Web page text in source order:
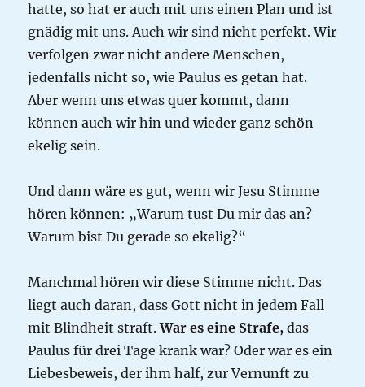
hatte, so hat er auch mit uns einen Plan und ist
gnädig mit uns. Auch wir sind nicht perfekt. Wir
verfolgen zwar nicht andere Menschen,
jedenfalls nicht so, wie Paulus es getan hat.
Aber wenn uns etwas quer kommt, dann
können auch wir hin und wieder ganz schön
ekelig sein.
Und dann wäre es gut, wenn wir Jesu Stimme
hören können: „Warum tust Du mir das an?
Warum bist Du gerade so ekelig?“
Manchmal hören wir diese Stimme nicht. Das
liegt auch daran, dass Gott nicht in jedem Fall
mit Blindheit straft.War es eine Strafe, das
Paulus für drei Tage krank war? Oder war es ein
Liebesbeweis, der ihm half, zur Vernunft zu